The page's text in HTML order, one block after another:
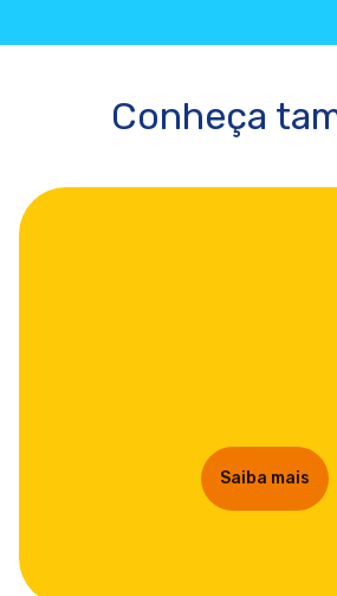
Conheça
Saiba mais